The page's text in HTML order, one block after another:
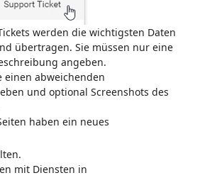
werden die wichtigsten Daten
übertragen. Sie müssen nur eine
angeben.
einen abweichenden
und optional Screenshots des
haben ein neues
mit Diensten in